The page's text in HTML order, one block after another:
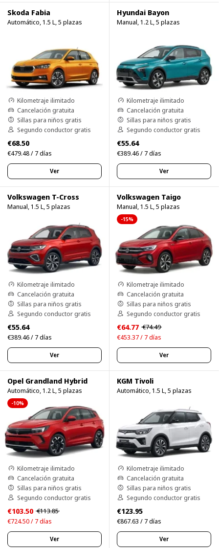
Skoda Fabia
Automático, 1.5 L, 5 plazas
Kilometraje ilimitado
Cancelación gratuita
Sillas para niños gratis
Segundo conductor gratis
€68.50
€479.48 / 7 días
Ver
Hyundai Bayon
Manual, 1.2 L, 5 plazas
Kilometraje ilimitado
Cancelación gratuita
Sillas para niños gratis
Segundo conductor gratis
€55.64
€389.46 / 7 días
Ver
Volkswagen T-Cross
Manual, 1.5 L, 5 plazas
Kilometraje ilimitado
Cancelación gratuita
Sillas para niños gratis
Segundo conductor gratis
€55.64
€389.46 / 7 días
Ver
Volkswagen Taigo
Manual, 1.5 L, 5 plazas
-15%
Kilometraje ilimitado
Cancelación gratuita
Sillas para niños gratis
Segundo conductor gratis
€64.77 €74.49
€453.37 / 7 días
Ver
Opel Grandland Hybrid
Automático, 1.2 L, 5 plazas
-10%
Kilometraje ilimitado
Cancelación gratuita
Sillas para niños gratis
Segundo conductor gratis
€103.50 €113.85
€724.50 / 7 días
Ver
KGM Tivoli
Automático, 1.5 L, 5 plazas
Kilometraje ilimitado
Cancelación gratuita
Sillas para niños gratis
Segundo conductor gratis
€123.95
€867.63 / 7 días
Ver